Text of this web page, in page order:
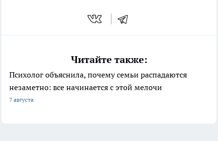
Читайте также:
Психолог объяснила, почему семьи распадаются
незаметно: все начинается с этой мелочи
7 августа